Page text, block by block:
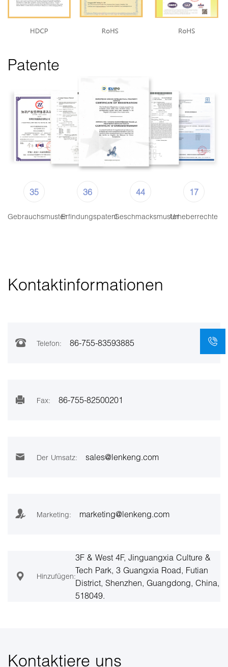
Patente
35
Gebrauchsmuster
36
Erfindungspatent
44
Geschmacksmuster
17
Urheberrechte
Kontaktinformationen
Telefon: 86-755-83593885
Fax: 86-755-82500201
Der Umsatz: sales@lenkeng.com
Marketing: marketing@lenkeng.com
Hinzufügen:
3F & West 4F, Jinguangxia Culture &
Tech Park, 3 Guangxia Road, Futian
District, Shenzhen, Guangdong, China,
518049.
Kontaktiere uns